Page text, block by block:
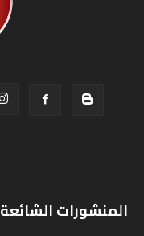
المنشورات الشائعة